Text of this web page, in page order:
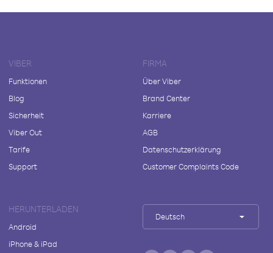
VIBER
Funktionen
Blog
Sicherheit
Viber Out
Tarife
Support
FIRMA
Über Viber
Brand Center
Karriere
AGB
Datenschutzerklärung
Customer Complaints Code
HERUNTERLADEN
Android
iPhone & iPad
Deutsch